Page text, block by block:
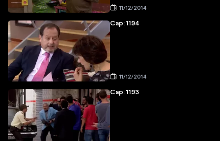
11/12/2014
Cap: 1194
11/12/2014
Cap: 1193